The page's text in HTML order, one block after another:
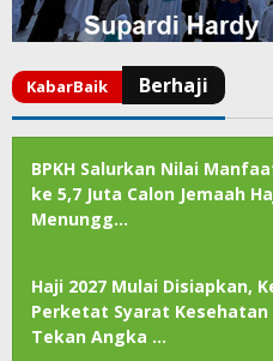
BPKH Salurkan Nilai
ke 5,7 Juta Calon Jemaah
Menungg…
Haji 2027 Mulai Disiapkan,
Perketat Syarat
Tekan Angka …